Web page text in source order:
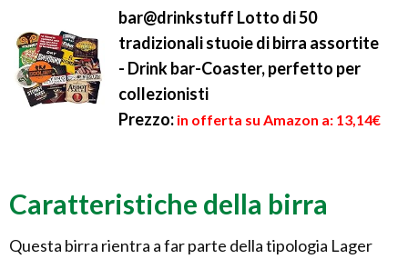
bar@drinkstuff Lotto di 50
tradizionali stuoie di birra assortite
- Drink bar-Coaster, perfetto per
collezionisti
Prezzo: in offerta su Amazon a: 13,14€
Caratteristiche della birra
Questa birra rientra a far parte della tipologia Lager